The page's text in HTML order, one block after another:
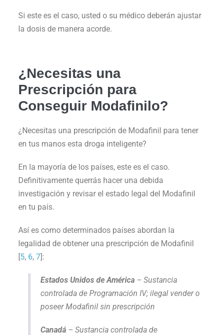
Si este es el caso, usted o su médico deberán ajustar
la dosis de manera acorde.
¿Necesitas una
Prescripción para
Conseguir Modafinilo?
¿Necesitas una prescripción de Modafinil para tener
en tus manos esta droga inteligente?
En la mayoría de los países, este es el caso.
Definitivamente querrás hacer una debida
investigación y revisar el estado legal del Modafinil
en tu país.
Así es como determinados países abordan la
legalidad de obtener una prescripción de Modafinil
[5, 6, 7]:
Estados Unidos de América – Sustancia
controlada de Programación IV; ilegal vender o
poseer Modafinil sin prescripción
Canadá – Sustancia controlada de